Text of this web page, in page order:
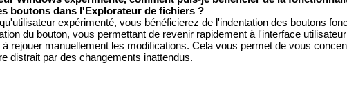
boutons dans l'Explorateur de fichiers ?
expérimenté, vous bénéficierez de l'indentation des boutons
du bouton, vous permettant de revenir rapidement à l'interface
rejouer manuellement les modifications. Cela vous permet de vous
distrait par des changements inattendus.